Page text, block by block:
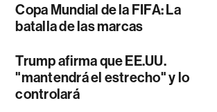
Copa Mundial de la FIFA: La
batalla de las marcas
Trump afirma que EE.UU.
"mantendrá el estrecho" y lo
controlará